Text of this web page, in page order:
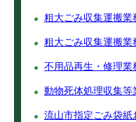
粗大ごみ収集運搬業
粗大ごみ収集運搬業
不用品再生・修理業
動物死体処理収集等
流山市指定ごみ袋